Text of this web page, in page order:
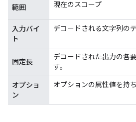
範囲 現在のスコープ
入力バイ
ト
デコードされる文字列のテ
固定長
デコードされた出力の各
す。
オプショ
ン
オプションの属性値を持